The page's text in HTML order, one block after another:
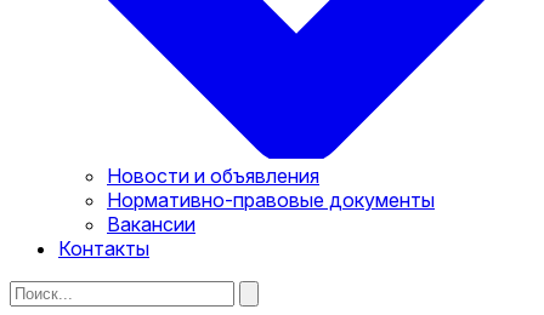
Новости и объявления
Нормативно-правовые документы
Вакансии
Контакты